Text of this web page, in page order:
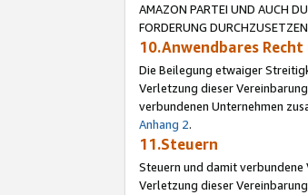
AMAZON PARTEI UND AUCH
FORDERUNG
10.Anwendbares
Die Beilegung etwaiger
Verletzung dieser
verbundenen Unternehmen
Anhang 2.
11.Steuern
Steuern und damit
Verletzung dieser